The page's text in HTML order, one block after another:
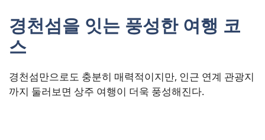
경천섬을 잇는 풍성한 여행 코
스
경천섬만으로도 충분히 매력적이지만, 인근 연계 관광지
까지 둘러보면 상주 여행이 더욱 풍성해진다.